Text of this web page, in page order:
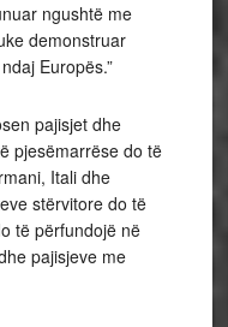
ngushtë me
demonstruar
Europës.”
pajisjet dhe
pjesëmarrëse do të
Itali dhe
stërvitore do të
të përfundojë në
pajisjeve me